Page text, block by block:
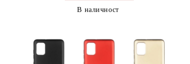
В наличност